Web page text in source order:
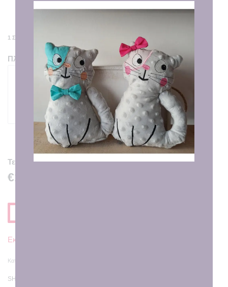
1 ΣΕ ΑΠΌΘΕΜΑ (ΕΠΙΠΛΈΟΝ ΜΠΟΡΕΊ ΝΑ ΖΗΤΗΘΕΊ ΚΑΤΌΠΙΝ ΠΑΡΑΓΓΕΛΊΑΣ)
Πληκτρολογήστε τα ονόματα που θέλετε να τυπωθούν.
50 characters remaining
Τελική Τιμή
€12.00
Εκτιμώμενη Παράδοση σε
Κατηγορία:
SHARE